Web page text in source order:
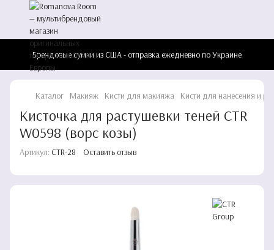
Брендовые сумки из США - отправка ежедневно по Украине
Каталог Макияж Кисти для макияжа Кисти для нанесения и
Кисточка для растушевки теней CTR
W0598 (ворс козы)
Артикул: CTR-28 Оставить отзыв